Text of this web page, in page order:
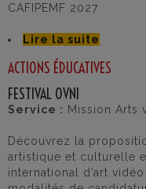
CAFIPEMF 2027
Lire la suite
ACTIONS ÉDUCATIVES
FESTIVAL OVNI
Service : Mission Arts
Découvrez la
artistique et culturelle
international d’art